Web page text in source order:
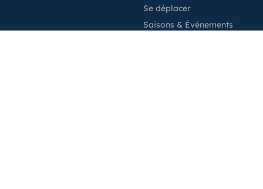
Se déplacer
Saisons & Événements